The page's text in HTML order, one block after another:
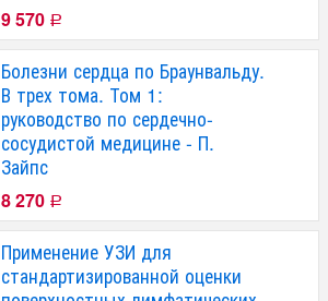
9 570 Р
Болезни сердца по Браунвальду.
В трех тома. Том 1:
руководство по сердечно-
сосудистой медицине - П.
Зайпс
8 270 Р
Применение УЗИ для
стандартизированной оценки